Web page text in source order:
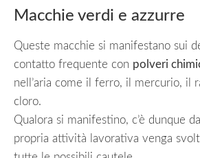
Macchie verdi e azzurre
Queste macchie si manifestano sui
contatto frequente con polveri
nell’aria come il ferro, il mercurio, il
cloro.
Qualora si manifestino, c’è dunque
propria attività lavorativa venga